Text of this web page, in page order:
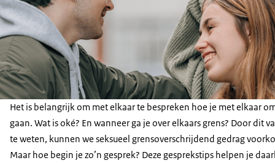
Het is belangrijk om met elkaar te bespreken hoe je met elkaar
gaan. Wat is oké? En wanneer ga je over elkaars grens? Door dit
te weten, kunnen we seksueel grensoverschrijdend gedrag
Maar hoe begin je zo’n gesprek? Deze gesprekstips helpen je